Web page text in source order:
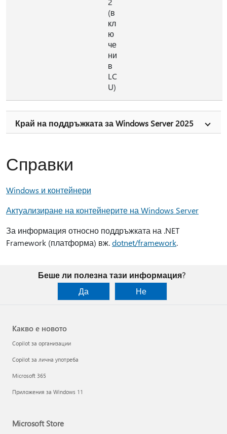
(в
кл
ю
че
ни
в
LC
U)
Край на поддръжката за Windows Server 2025
Справки
Windows и контейнери
Актуализиране на контейнерите на Windows Server
За информация относно поддръжката на .NET
Framework (платформа) вж.dotnet/framework.
Беше ли полезна тази информация?
Да
Не
Какво е новото
Copilot за организации
Copilot за лична употреба
Microsoft 365
Приложения за Windows 11
Microsoft Store